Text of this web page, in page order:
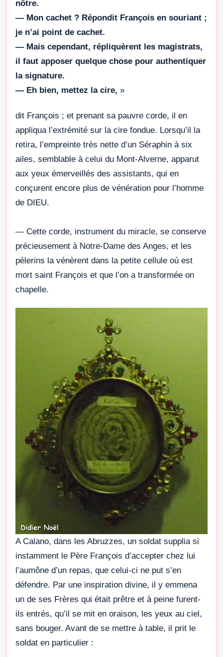
nôtre.
— Mon cachet ? Répondit François en souriant ;
je n’ai point de cachet.
— Mais cependant, répliquèrent les magistrats,
il faut apposer quelque chose pour authentiquer
la signature.
— Eh bien, mettez la cire, »
dit François ; et prenant sa pauvre corde, il en
appliqua l’extrémité sur la cire fondue. Lorsqu’il la
retira, l’empreinte très nette d’un Séraphin à six
ailes, semblable à celui du Mont-Alverne, apparut
aux yeux émerveillés des assistants, qui en
conçurent encore plus de vénération pour l’homme
de DIEU.
— Cette corde, instrument du miracle, se conserve
précieusement à Notre-Dame des Anges, et les
pèlerins la vénèrent dans la petite cellule où est
mort saint François et que l’on a transformée on
chapelle.
A Calano, dans les Abruzzes, un soldat supplia si
instamment le Père François d’accepter chez lui
l’aumône d’un repas, que celui-ci ne put s’en
défendre. Par une inspiration divine, il y emmena
un de ses Frères qui était prêtre et à peine furent-
ils entrés, qu’il se mit en oraison, les yeux au ciel,
sans bouger. Avant de se mettre à table, il prit le
soldat en particulier :